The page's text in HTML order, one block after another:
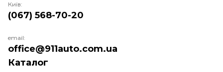
Каталог
Київ:
(067) 568-70-20
email:
office@911auto.com.ua